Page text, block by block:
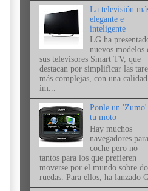
La televisión
elegante e
inteligente
LG ha
nuevos modelos
sus televisores Smart TV, que
destacan por simplificar las
más complejas, con una
im...
Ponle un 'Zumo'
tu moto
Hay muchos
navegadores
coche pero no
tantos para los que prefieren
moverse por el mundo sobre
ruedas. Para ellos, ha lanzado